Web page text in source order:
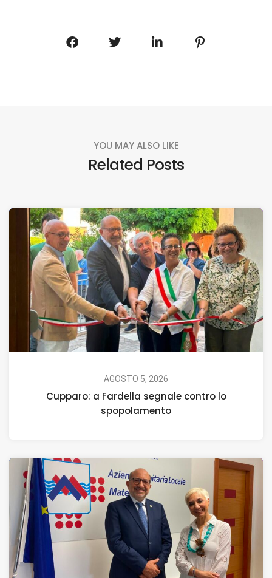
YOU MAY ALSO LIKE
Related Posts
AGOSTO 5, 2026
Cupparo: a Fardella segnale contro lo
spopolamento